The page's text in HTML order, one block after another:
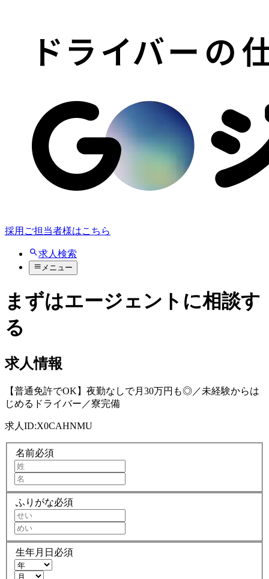
採用ご担当者様はこちら
求人検索
メニュー
まずはエージェントに相談す
る
求人情報
【普通免許でOK】夜勤なしで月30万円も◎／未経験からは
じめるドライバー／寮完備
求人ID:X0CAHNMU
名前必須
ふりがな必須
生年月日 必須